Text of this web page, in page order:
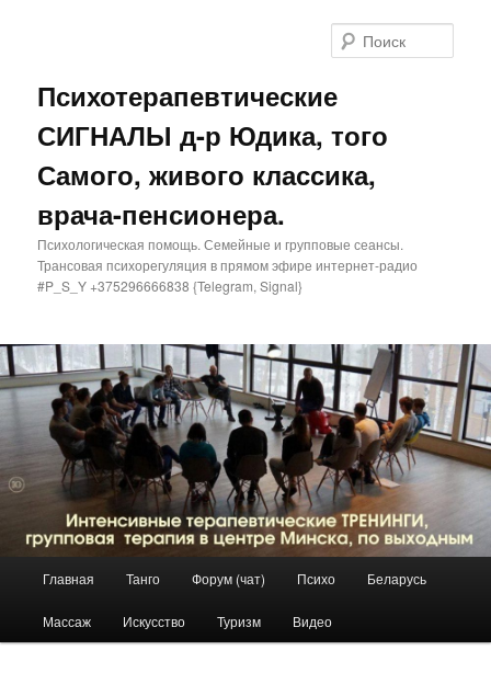
Психотерапевтические
СИГНАЛЫ д-р Юдика, того
Самого, живого классика,
врача-пенсионера.
Психологическая помощь. Семейные и групповые сеансы.
Трансовая психорегуляция в прямом эфире интернет-радио
#P_S_Y +375296666838 {Telegram, Signal}
Перейти
к
Перейти
к
Главная Танго Форум (чат) Психо Беларусь
Массаж Искусство Туризм Видео